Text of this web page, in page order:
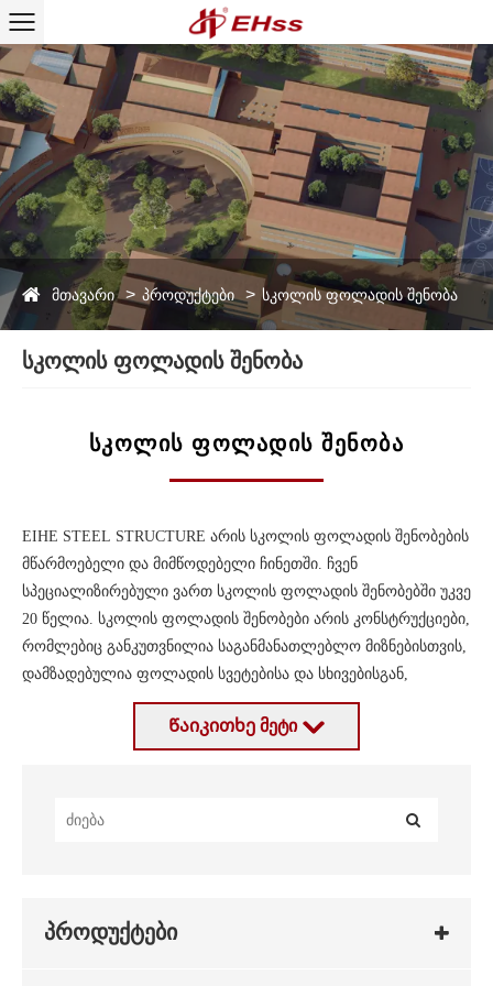
მთავარი პროდუქტები სკოლის ფოლადის შენობა
სკოლის ფოლადის შენობა
ᲡᲙᲝᲚᲘᲡ ᲤᲝᲚᲐᲓᲘᲡ ᲨᲔᲜᲝᲑᲐ
EIHE STEEL STRUCTURE არის სკოლის ფოლადის შენობების
მწარმოებელი და მიმწოდებელი ჩინეთში. ჩვენ
სპეციალიზირებული ვართ სკოლის ფოლადის შენობებში უკვე
20 წელია. სკოლის ფოლადის შენობები არის კონსტრუქციები,
რომლებიც განკუთვნილია საგანმანათლებლო მიზნებისთვის,
დამზადებულია ფოლადის სვეტებისა და სხივებისგან,
რომლებიც ქმნიან შენობის ძირითად სტრუქტურას. ფოლადის
შენობები უაღრესად კონფიგურირებადია, რაც დიზაინერებს
საჭიროებების დასაკმაყოფილებლად. სკოლის ფოლადის
ფოლადის შენობები ცნობილია მათი სიმტკიცით,
Წაიკითხე მეტი
პროდუქტები